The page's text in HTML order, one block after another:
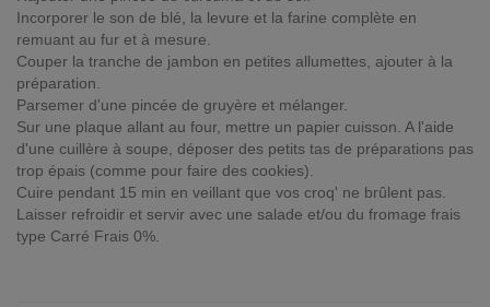
Incorporer le son de blé, la levure et la farine complète en
remuant au fur et à mesure.
Couper la tranche de jambon en petites allumettes, ajouter à la
préparation.
Parsemer d'une pincée de gruyère et mélanger.
Sur une plaque allant au four, mettre un papier cuisson. A l'aide
d'une cuillère à soupe, déposer des petits tas de préparations pas
trop épais (comme pour faire des cookies).
Cuire pendant 15 min en veillant que vos croq' ne brûlent pas.
Laisser refroidir et servir avec une salade et/ou du fromage frais
type Carré Frais 0%.